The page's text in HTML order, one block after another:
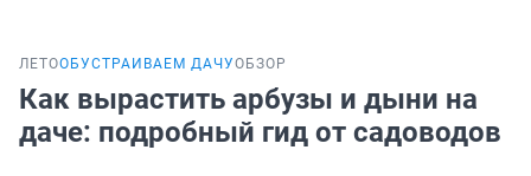
ЛЕТООБУСТРАИВАЕМ ДАЧУОБЗОР
Как вырастить арбузы и дыни на
даче: подробный гид от садоводов